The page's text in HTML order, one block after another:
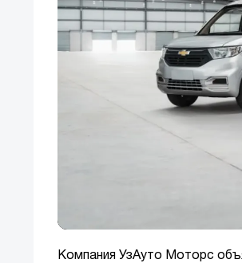
Компания УзАуто Моторс